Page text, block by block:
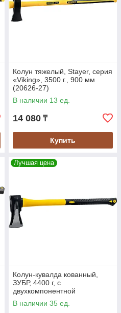
Колун тяжелый, Stayer, серия
«Viking», 3500 г., 900 мм
(20626-27)
В наличии 13 ед.
14 080 ₸
Купить
Лучшая цена
Колун-кувалда кованный,
ЗУБР, 4400 г, с
двухкомпонентной
фиберглассовой рукояткой
900 мм (20623-36_z01)
В наличии 35 ед.